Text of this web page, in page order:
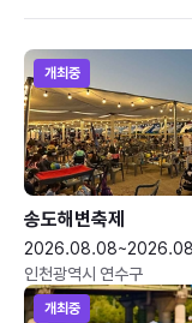
개최중
송도해변축제
인천광역시 연수구
개최중